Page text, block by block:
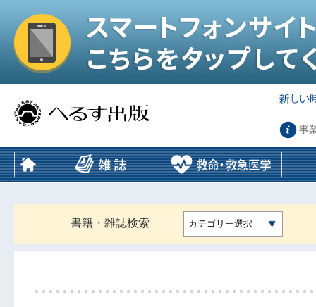
事
書籍・雑誌検索 カテゴリー選択